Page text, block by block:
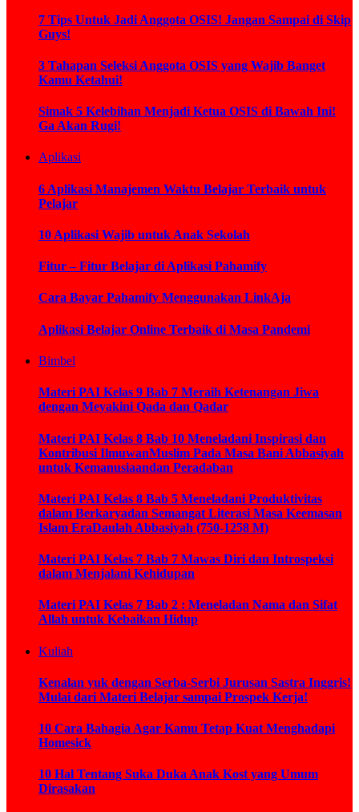
7 Tips Untuk Jadi Anggota OSIS! Jangan Sampai di Skip
Guys!
3 Tahapan Seleksi Anggota OSIS yang Wajib Banget
Kamu Ketahui!
Simak 5 Kelebihan Menjadi Ketua OSIS di Bawah Ini!
Ga Akan Rugi!
Aplikasi
6 Aplikasi Manajemen Waktu Belajar Terbaik untuk
Pelajar
10 Aplikasi Wajib untuk Anak Sekolah
Fitur – Fitur Belajar di Aplikasi Pahamify
Cara Bayar Pahamify Menggunakan LinkAja
Aplikasi Belajar Online Terbaik di Masa Pandemi
Bimbel
Materi PAI Kelas 9 Bab 7 Meraih Ketenangan Jiwa
dengan Meyakini Qada dan Qadar
Materi PAI Kelas 8 Bab 10 Meneladani Inspirasi dan
Kontribusi IlmuwanMuslim Pada Masa Bani Abbasiyah
untuk Kemanusiaandan Peradaban
Materi PAI Kelas 8 Bab 5 Meneladani Produktivitas
dalam Berkaryadan Semangat Literasi Masa Keemasan
Islam EraDaulah Abbasiyah (750-1258 M)
Materi PAI Kelas 7 Bab 7 Mawas Diri dan Introspeksi
dalam Menjalani Kehidupan
Materi PAI Kelas 7 Bab 2 : Meneladan Nama dan Sifat
Allah untuk Kebaikan Hidup
Kuliah
Kenalan yuk dengan Serba-Serbi Jurusan Sastra Inggris!
Mulai dari Materi Belajar sampai Prospek Kerja!
10 Cara Bahagia Agar Kamu Tetap Kuat Menghadapi
Homesick
10 Hal Tentang Suka Duka Anak Kost yang Umum
Dirasakan